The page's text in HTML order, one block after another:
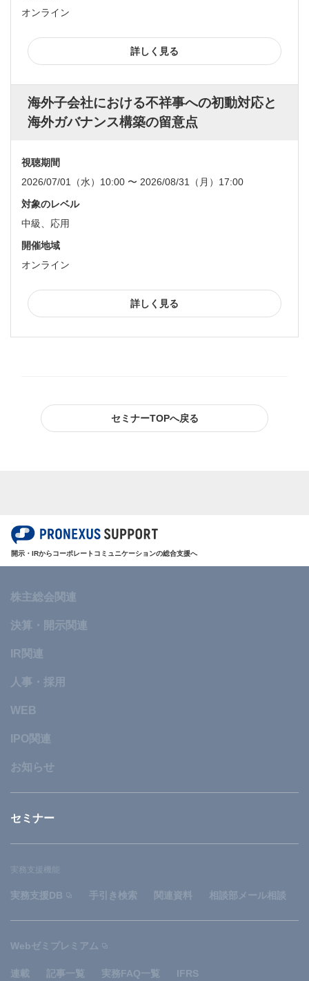
オンライン
詳しく見る
海外子会社における不祥事への初動対応と
海外ガバナンス構築の留意点
視聴期間
2026/07/01（水）10:00 〜 2026/08/31（月）17:00
対象のレベル
中級、応用
開催地域
オンライン
詳しく見る
セミナーTOPへ戻る
開示・IRからコーポレートコミュニケーションの総合支援へ
株主総会関連
決算・開示関連
IR関連
人事・採用
WEB
IPO関連
お知らせ
セミナー
実務支援機能
実務支援DB 手引き検索 関連資料 相談部メール相談
Webゼミプレミアム
連載 記事一覧 実務FAQ一覧 IFRS